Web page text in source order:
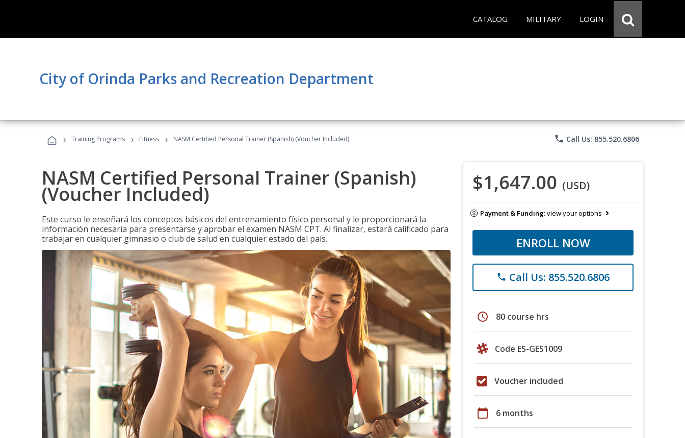
CATALOG MILITARY LOGIN
City of Orinda Parks and Recreation Department
› Training Programs › Fitness › NASM Certified Personal Trainer (Spanish) (Voucher Included) phone Call Us: 855.520.6806
NASM Certified Personal Trainer (Spanish)
(Voucher Included)
Este curso le enseñará los conceptos básicos del entrenamiento físico personal y le proporcionará la
información necesaria para presentarse y aprobar el examen NASM CPT. Al finalizar, estará calificado para
trabajar en cualquier gimnasio o club de salud en cualquier estado del país.
$1,647.00 (USD)
Payment & Funding:view your options
ENROLL NOW
phone Call Us: 855.520.6806
schedule 80 course hrs
Code ES-GES1009
Voucher included
calendar_today 6 months